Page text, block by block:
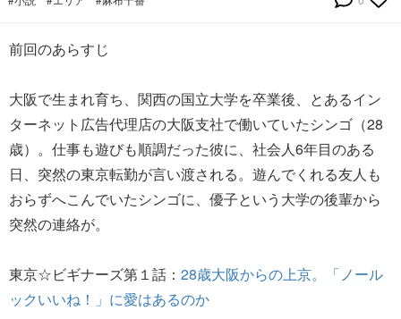
前回のあらすじ
大阪で生まれ育ち、関西の国立大学を卒業後、とあるイン
ターネット広告代理店の大阪支社で働いていたシンゴ（28
歳）。仕事も遊びも順調だった彼に、社会人6年目のある
日、突然の東京転勤が言い渡される。遊んでくれる友人も
おらずへこんでいたシンゴに、優子という大学の後輩から
突然の連絡が。
東京☆ビギナーズ第１話： 28歳大阪からの上京。「ノール
ックいいね！」に愛はあるのか